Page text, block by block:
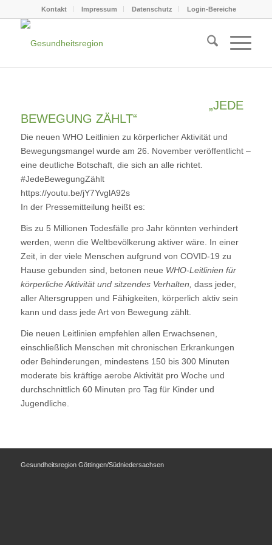
Kontakt Impressum Datenschutz Login-Bereiche
„JEDE
BEWEGUNG ZÄHLT“
Die neuen WHO Leitlinien zu körperlicher Aktivität und
Bewegungsmangelwurde am 26. November veröffentlicht –
eine deutliche Botschaft, die sich an alle richtet.
#JedeBewegungZählt
https://youtu.be/jY7YvglA92s
In der Pressemitteilung heißt es:
Bis zu 5 Millionen Todesfälle pro Jahr könnten verhindert
werden, wenn die Weltbevölkerung aktiver wäre. In einer
Zeit, in der viele Menschen aufgrund von COVID-19 zu
Hause gebunden sind, betonen neue WHO-Leitlinien für
körperliche Aktivität und sitzendes Verhalten, dass jeder,
aller Altersgruppen und Fähigkeiten, körperlich aktiv sein
kann und dass jede Art von Bewegung zählt.
Die neuen Leitlinien empfehlen allen Erwachsenen,
einschließlich Menschen mit chronischen Erkrankungen
oder Behinderungen, mindestens 150 bis 300 Minuten
moderate bis kräftige aerobe Aktivität pro Woche und
durchschnittlich 60 Minuten pro Tag für Kinder und
Jugendliche.
Gesundheitsregion Göttingen/Südniedersachsen